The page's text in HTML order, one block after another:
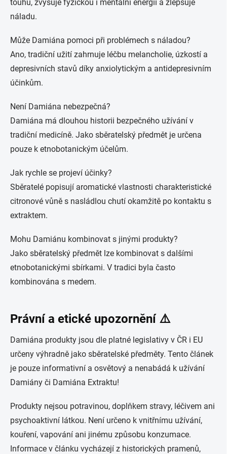
touhu, zvyšuje fyzickou i mentální energii a zlepšuje
náladu.
Může Damiána pomoci při problémech s náladou?
Ano, tradiční užití zahrnuje léčbu melancholie, úzkostí a
depresivních stavů díky anxiolytickým a antidepresivním
účinkům.
Není Damiána nebezpečná?
Damiána má dlouhou historii bezpečného užívání v
tradiční medicíně. Jako sběratelský předmět je určena
pouze k etnobotanickým účelům.
Jak rychle se projeví účinky?
Sběratelé popisují aromatické vlastnosti charakteristické
citronové vůně s nasládlou chutí okamžitě po kontaktu s
extraktem.
Mohu Damiánu kombinovat s jinými produkty?
Jako sběratelský předmět lze kombinovat s dalšími
etnobotanickými sbírkami. V tradici byla často
kombinována s medem.
Právní a etické upozornění ⚠️
Damiána produkty jsou dle platné legislativy v ČR i EU
určeny výhradně jako sběratelské předměty. Tento článek
je pouze informativní a osvětový a nenabádá k užívání
Damiány či Damiána Extraktu!
Produkty nejsou potravinou, doplňkem stravy, léčivem ani
psychoaktivní látkou. Není určeno k vnitřnímu užívání,
kouření, vapování ani jinému způsobu konzumace.
Informace v článku vycházejí z historických pramenů,